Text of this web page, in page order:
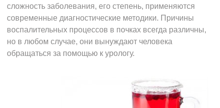
сложность заболевания, его степень, применяются
современные диагностические методики. Причины
воспалительных процессов в почках всегда различны,
но в любом случае, они вынуждают человека
обращаться за помощью к урологу.